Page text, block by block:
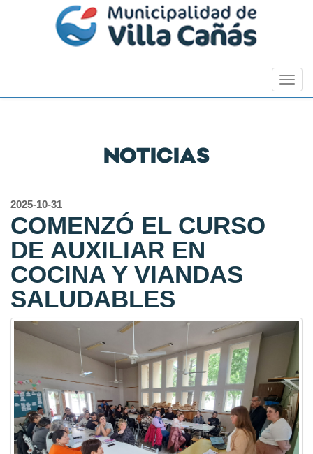
NOTICIAS
2025-10-31
COMENZÓ EL CURSO
DE AUXILIAR EN
COCINA Y VIANDAS
SALUDABLES